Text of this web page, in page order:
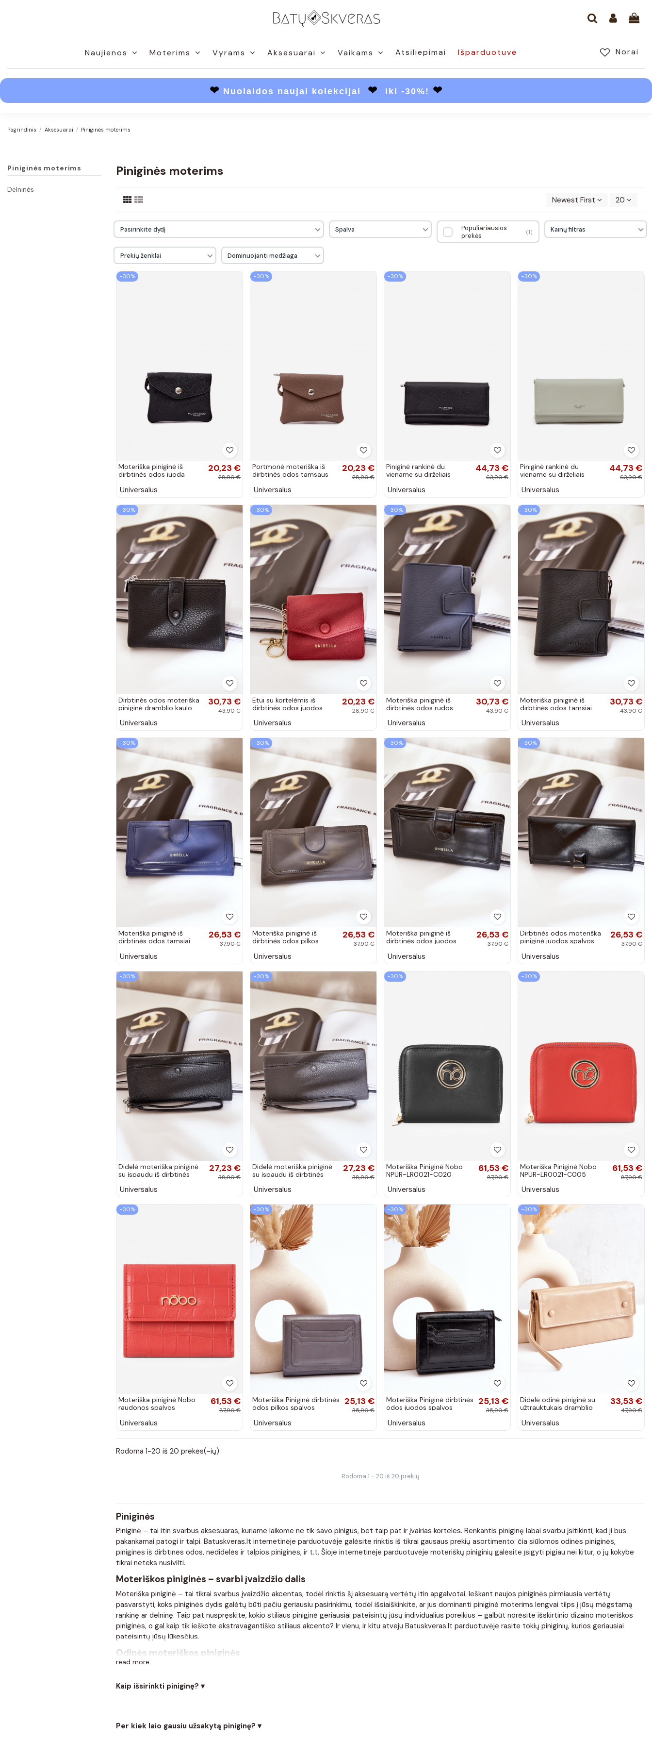
Naujienos Moterims Vyrams Aksesuarai Vaikams Atsiliepimai Norai
Išparduotuvė
❤ Nuolaidos naujai kolekcijai ❤ iki -30%! ❤
Pagrindinis Aksesuarai Piniginės moterims
Piniginės moterims
Newest First 20
Pasirinkite dydį Spalva
Populiariausios
prekės
1 Kainų filtras
Prekių ženklai Dominuojanti medžiaga
−30%
Moteriška piniginė iš
dirbtinės odos juoda
20,23 €
28,90 €
Universalus
−30%
Portmonė moteriška iš
dirbtinės odos tamsaus
20,23 €
28,90 €
Universalus
−30%
Piniginė rankinė du
viename su dirželiais
44,73 €
63,90 €
Universalus
−30%
Piniginė rankinė du
viename su dirželiais
44,73 €
63,90 €
Universalus
−30%
Dirbtinės odos moteriška
piniginė dramblio kaulo
30,73 €
43,90 €
Universalus
−30%
Etui su kortelėmis iš
dirbtinės odos juodos
20,23 €
28,90 €
Universalus
−30%
Moteriška piniginė iš
dirbtinės odos rudos
30,73 €
43,90 €
Universalus
−30%
Moteriška piniginė iš
dirbtinės odos tamsiai
30,73 €
43,90 €
Universalus
−30%
Moteriška piniginė iš
dirbtinės odos tamsiai
26,53 €
37,90 €
Universalus
−30%
Moteriška piniginė iš
dirbtinės odos pilkos
26,53 €
37,90 €
Universalus
−30%
Moteriška piniginė iš
dirbtinės odos juodos
26,53 €
37,90 €
Universalus
−30%
Dirbtinės odos moteriška
piniginė juodos spalvos
26,53 €
37,90 €
Universalus
−30%
Didelė moteriška piniginė
su įspaudu iš dirbtinės
turirtiel
27,23 €
38,90 €
Universalus
−30%
Didelė moteriška piniginė
su įspaudu iš dirbtinės
turirtiel
27,23 €
38,90 €
Universalus
−30%
Moteriška Piniginė Nobo
NPUR-LR0021-C020
61,53 €
87,90 €
Universalus
−30%
Moteriška Piniginė Nobo
NPUR-LR0021-C005
61,53 €
87,90 €
Universalus
−30%
Moteriška piniginė Nobo
raudonos spalvos
61,53 €
87,90 €
Universalus
−30%
Moteriška Piniginė dirbtinės
odos pilkos spalvos
25,13 €
35,90 €
Universalus
−30%
Moteriška Piniginė dirbtinės
odos juodos spalvos
25,13 €
35,90 €
Universalus
−30%
Didelė odinė piniginė su
užtrauktukais dramblio
33,53 €
47,90 €
Universalus
Rodoma 1-20 iš 20 prekės(-ių)
Rodoma 1 - 20 iš 20 prekių
Piniginės
Piniginė – tai itin svarbus aksesuaras, kuriame laikome ne tik savo pinigus, bet taip pat ir įvairias korteles. Renkantis piniginę labai svarbu įsitikinti, kad ji bus
pakankamai patogi ir talpi. Batuskveras.lt internetinėje parduotuvėje galėsite rinktis iš tikrai gausaus prekių asortimento: čia siūlomos odinės piniginės,
piniginės iš dirbtinės odos, nedidelės ir talpios piniginės, ir t.t. Šioje internetinėje parduotuvėje moteriškų piniginių galėsite įsigyti pigiau nei kitur, o jų kokybe
tikrai neteks nusivilti.
Moteriškos piniginės – svarbi įvaizdžio dalis
Moteriška piniginė – tai tikrai svarbus įvaizdžio akcentas, todėl rinktis šį aksesuarą vertėtų itin apgalvotai. Ieškant naujos piniginės pirmiausia vertėtų
pasvarstyti, koks piniginės dydis galėtų būti pačiu geriausiu pasirinkimu, todėl išsiaiškinkite, ar jus dominanti piniginė moterims lengvai tilps į jūsų mėgstamą
rankinę ar delninę. Taip pat nuspręskite, kokio stiliaus piniginė geriausiai pateisintų jūsų individualius poreikius – galbūt norėsite išskirtinio dizaino moteriškos
piniginės, o gal kaip tik ieškote ekstravagantiško stiliaus akcento? Ir vienu, ir kitu atveju Batuskveras.lt parduotuvėje rasite tokių piniginių, kurios geriausiai
pateisintų jūsų lūkesčius.
Odinės moteriškos piniginės
Renkantis piniginę dėmesys gana dažnai krypsta į tai, ar šis aksesuaras bus pakankamai kokybiškas, todėl odinė piniginė visada yra puikus pasirinkimas. Niekam
tarnautų kuo ilgesnį laiką, labai svarbu laikytis tam tikrų svarbiausių priežiūros taisyklių. Pavyzdžiui, jei odinė piniginė sudrėksta, pirmiausia nusausinkite piniginę
ji gali greitai prarasti savo formą.
read more...
Kaip išsirinkti piniginę? ▾
Per kiek laio gausiu užsakytą piniginę? ▾
Piniginės moterims
Delninės